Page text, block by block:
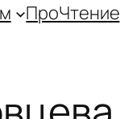
ПроЧтение